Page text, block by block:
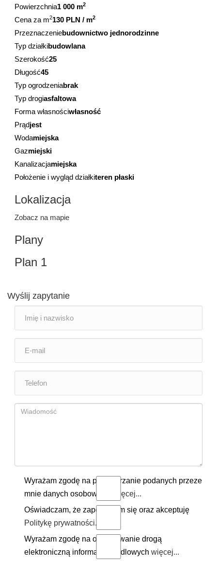
Powierzchnia1 000 m2
Cena za m2130 PLN / m2
Przeznaczeniebudownictwo jednorodzinne
Typ działkibudowlana
Szerokość25
Długość45
Typ ogrodzeniabrak
Typ drogiasfaltowa
Forma własnościwłasność
Prądjest
Wodamiejska
Gazmiejski
Kanalizacjamiejska
Położenie i wygląd działkiteren płaski
Lokalizacja
Zobacz na mapie
Plany
Plan 1
Wyślij zapytanie
Wyrażam zgodę na przetwarzanie podanych przeze
mnie danych osobowych.
więcej...
Oświadczam, że zapoznałem się oraz akceptuję
Politykę prywatności.
Wyrażam zgodę na otrzymywanie drogą
elektroniczną informacji handlowych więcej...